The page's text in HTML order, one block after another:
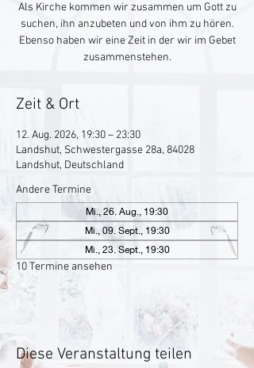
Als Kirche kommen wir zusammen um Gott zu
suchen, ihn anzubeten und von ihm zu hören.
Ebenso haben wir eine Zeit in der wir im Gebet
zusammenstehen.
Zeit & Ort
12. Aug. 2026, 19:30 – 23:30
Landshut, Schwestergasse 28a, 84028
Landshut, Deutschland
Andere Termine
Mi., 26. Aug., 19:30
Mi., 09. Sept., 19:30
Mi., 23. Sept., 19:30
10 Termine ansehen
Diese Veranstaltung teilen